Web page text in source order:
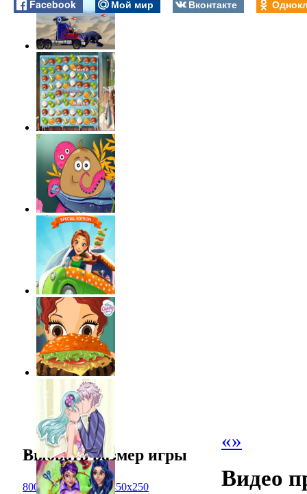
Facebook Мой мир Вконтакте
«»
Выбрать размер игры
800x600 1024x768 450x250 Видео